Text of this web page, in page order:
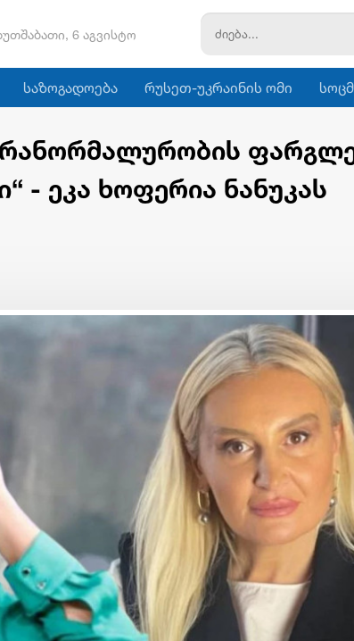
6 აგვისტო
საზოგადოება რუსეთ-უკრაინის ომი
- ეკა ხოფერია ნანუკას
ბიზნესი & ეკონომიკა
საქართველოს ბანკის ESG